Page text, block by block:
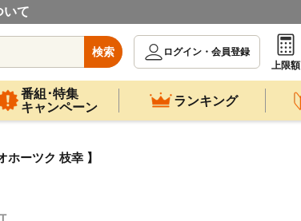
いて
検索
ログイン・会員登録
上限額
番組･特集
キャンペーン
ランキング
ーツク 枝幸 】